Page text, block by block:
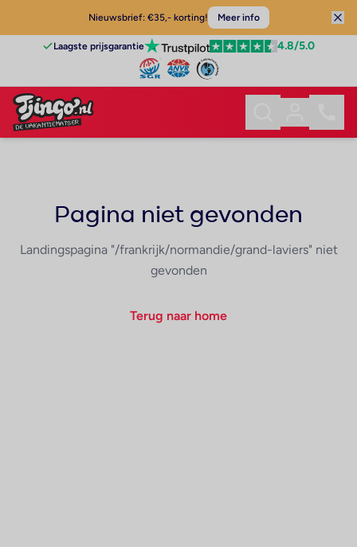
Nieuwsbrief: €35,- korting! Meer info
Laagste prijsgarantie 4.8/5.0
Pagina niet gevonden
Landingspagina "/frankrijk/normandie/grand-laviers" niet
gevonden
Terug naar home